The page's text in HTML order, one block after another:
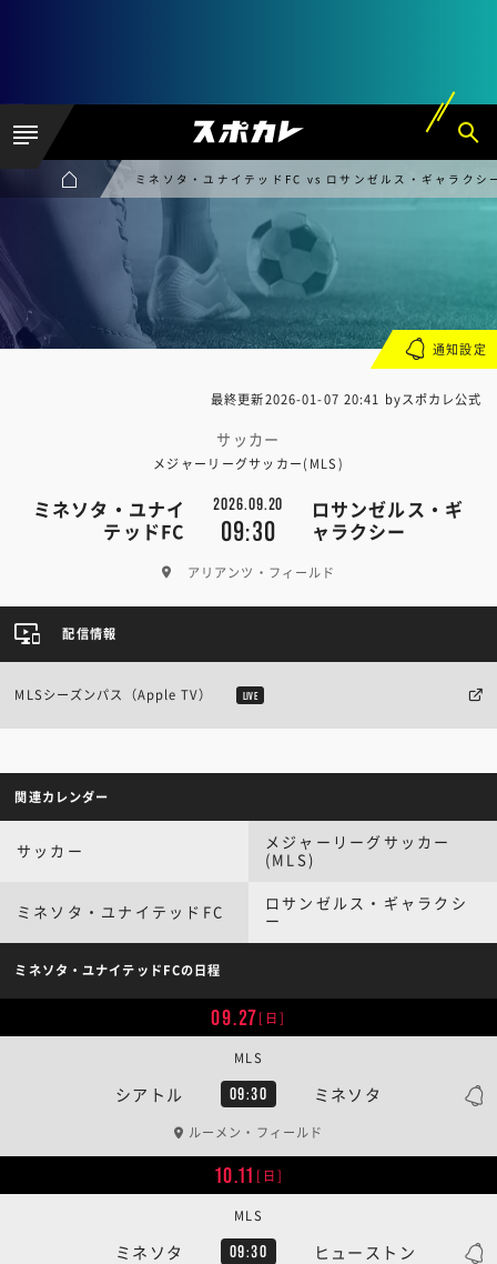
ミネソタ・ユナイテッドFC vs ロサンゼルス・ギャラクシ
最終更新2026-01-07 20:41 byスポカレ公式
サッカー
メジャーリーグサッカー(MLS)
ミネソタ・ユナイ
テッドFC
2026.09.20
09:30
ロサンゼルス・ギ
ャラクシー
アリアンツ・フィールド
通知設定
配信情報
MLSシーズンパス（Apple TV） LIVE
関連カレンダー
サッカー
メジャーリーグサッカー
(MLS)
ミネソタ・ユナイテッドFC
ロサンゼルス・ギャラクシ
ー
ミネソタ・ユナイテッドFCの日程
09.27[日]
シアトル 09:30 ミネソタ
MLS
ルーメン・フィールド
10.11 [日]
ミネソタ 09:30 ヒューストン
MLS